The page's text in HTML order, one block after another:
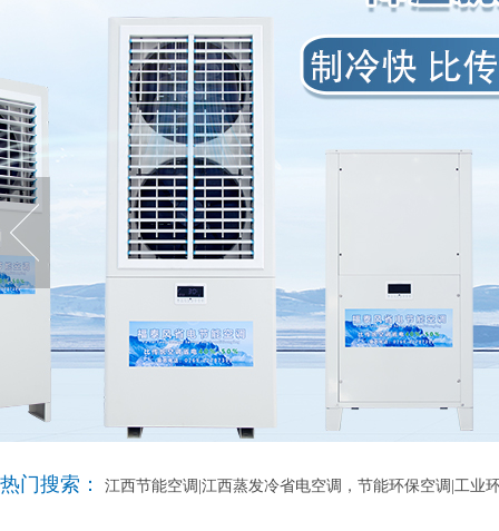
热门搜索： 江西节能空调|江西蒸发冷省电空调，节能环保空调|工业